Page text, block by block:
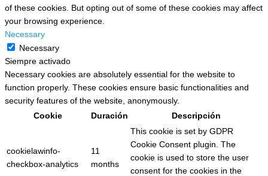
of these cookies. But opting out of some of these cookies may affect
your browsing experience.
Necessary
Necessary
Siempre activado
Necessary cookies are absolutely essential for the website to
function properly. These cookies ensure basic functionalities and
security features of the website, anonymously.
Cookie
Duración Descripción
cookielawinfo-
checkbox-analytics
11
months
This cookie is set by GDPR
Cookie Consent plugin. The
cookie is used to store the user
consent for the cookies in the